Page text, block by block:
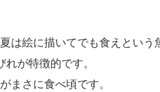
は絵に描いてでも食えという
が特徴的です。
まさに食べ頃です。